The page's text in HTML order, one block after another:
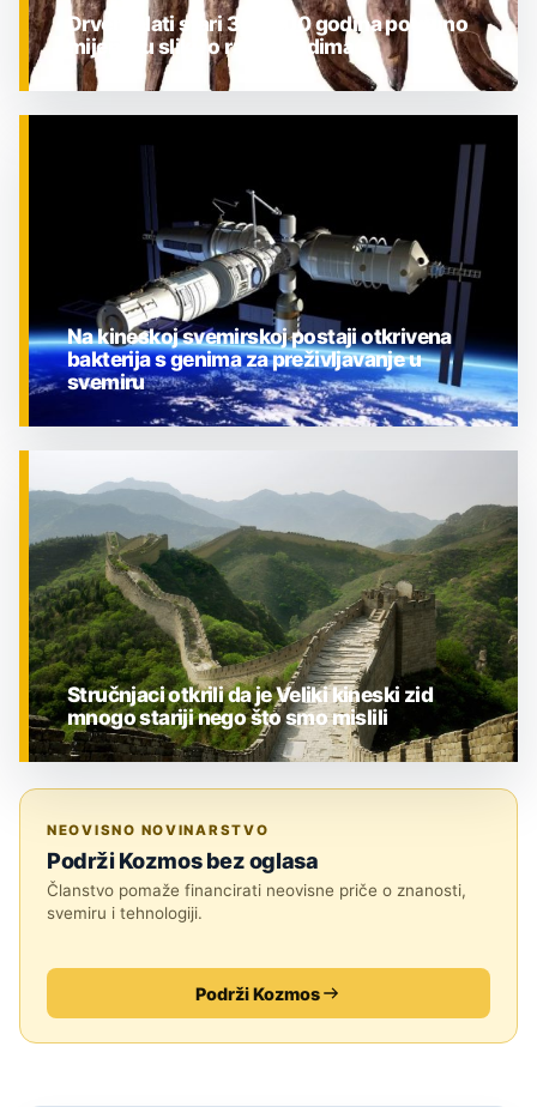
ZNANOST
Drveni alati stari 300.000 godina potpuno
mijenjaju sliku o ranim ljudima
ZNANOST
Na kineskoj svemirskoj postaji otkrivena
bakterija s genima za preživljavanje u
svemiru
Stručnjaci otkrili da je Veliki kineski zid
mnogo stariji nego što smo mislili
NEOVISNO NOVINARSTVO
Podrži Kozmos bez oglasa
Članstvo pomaže financirati neovisne priče o znanosti,
svemiru i tehnologiji.
Podrži Kozmos